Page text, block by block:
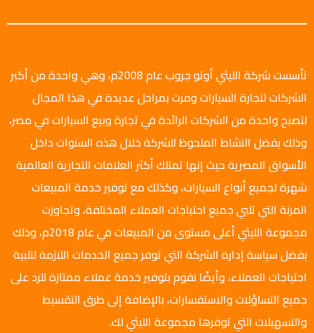
تأسست شركة الليثي أوتو جروب عام 2008م، وهي واحدة من أكبر
الشركات لتجارة السيارات ومرت بمراحل عديدة في هذا المجال
لتصبح واحدة من الشركات الرائدة في تجارة وبيع السيارات في مصر،
وذلك بفضل النشاط الملحوظ للشركة خلال هذه السنوات داخل
الأسواق المصرية حيث إنها تمتلك أكثر العلامات التجارية العالمية
شهرة لجميع أنواع السيارات، وكذلك مع توفير خدمة المبيعات
المرنة التي تلبي جميع احتياجات العملاء المختلفة، وتجاوزت
مجموعة الليثي أعلى مستوى من المبيعات في عام 2018م، وذلك
بفضل سياسة إدارة الشركة التي توفر جميع الخدمات اللازمة لتلبية
احتياجات العملاء، وأيضًا نقوم بتوفير خدمة عملاء ممتازة للرد على
جميع التساؤلات والاستفسارات، بالإضافة إلى طرق التقسيط
والتسهيلات التي توفرها مجموعة الليثي لك.